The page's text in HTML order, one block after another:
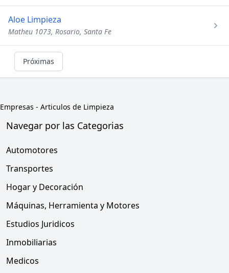
Aloe Limpieza
Matheu 1073, Rosario, Santa Fe
Próximas
Empresas - Articulos de Limpieza
Navegar por las Categorias
Automotores
Transportes
Hogar y Decoración
Máquinas, Herramienta y Motores
Estudios Juridicos
Inmobiliarias
Medicos